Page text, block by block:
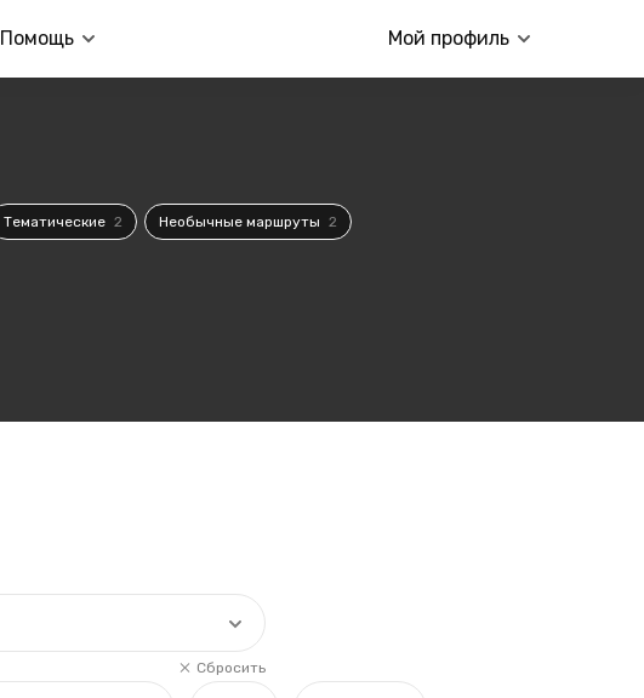
Помощь Мой профиль
Тематические 2 Необычные маршруты 2
Сбросить